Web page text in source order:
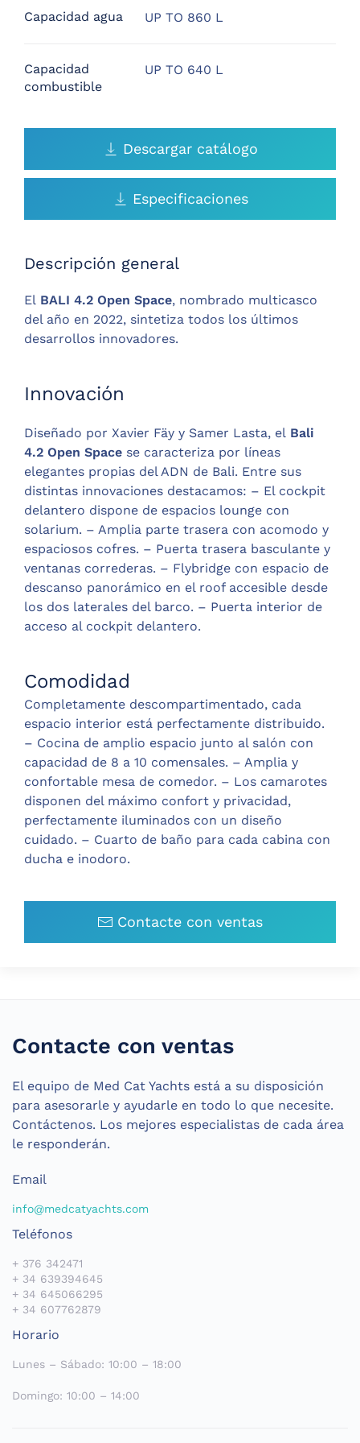
Capacidad agua UP TO 860 L
Capacidad
combustible
UP TO 640 L
Descargar catálogo
Especificaciones
Descripción general
El BALI 4.2 Open Space, nombrado multicasco
del año en 2022, sintetiza todos los últimos
desarrollos innovadores.
Innovación
Diseñado por Xavier Fäy y Samer Lasta, el Bali
4.2 Open Space se caracteriza por líneas
elegantes propias del ADN de Bali. Entre sus
distintas innovaciones destacamos: – El cockpit
delantero dispone de espacios lounge con
solarium. – Amplia parte trasera con acomodo y
espaciosos cofres. – Puerta trasera basculante y
ventanas correderas. – Flybridge con espacio de
descanso panorámico en el roof accesible desde
los dos laterales del barco. – Puerta interior de
acceso al cockpit delantero.
Comodidad
Completamente descompartimentado, cada
espacio interior está perfectamente distribuido.
– Cocina de amplio espacio junto al salón con
capacidad de 8 a 10 comensales. – Amplia y
confortable mesa de comedor. – Los camarotes
disponen del máximo confort y privacidad,
perfectamente iluminados con un diseño
cuidado. – Cuarto de baño para cada cabina con
ducha e inodoro.
Contacte con ventas
Contacte con ventas
El equipo de Med Cat Yachts está a su disposición
para asesorarle y ayudarle en todo lo que necesite.
Contáctenos. Los mejores especialistas de cada área
le responderán.
Email
info@medcatyachts.com
Teléfonos
+ 376 342471
+ 34 639394645
+ 34 645066295
+ 34 607762879
Horario
Lunes – Sábado: 10:00 – 18:00
Domingo: 10:00 – 14:00